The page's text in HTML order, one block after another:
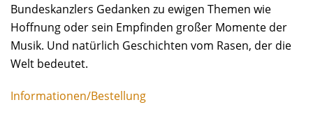
Bundeskanzlers Gedanken zu ewigen Themen wie
Hoffnung oder sein Empfinden großer Momente der
Musik. Und natürlich Geschichten vom Rasen, der die
Welt bedeutet.
Informationen/Bestellung